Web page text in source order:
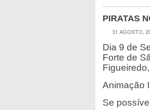
PIRATAS
31 AGOSTO,
Dia 9 de
Forte de
Animação
Se